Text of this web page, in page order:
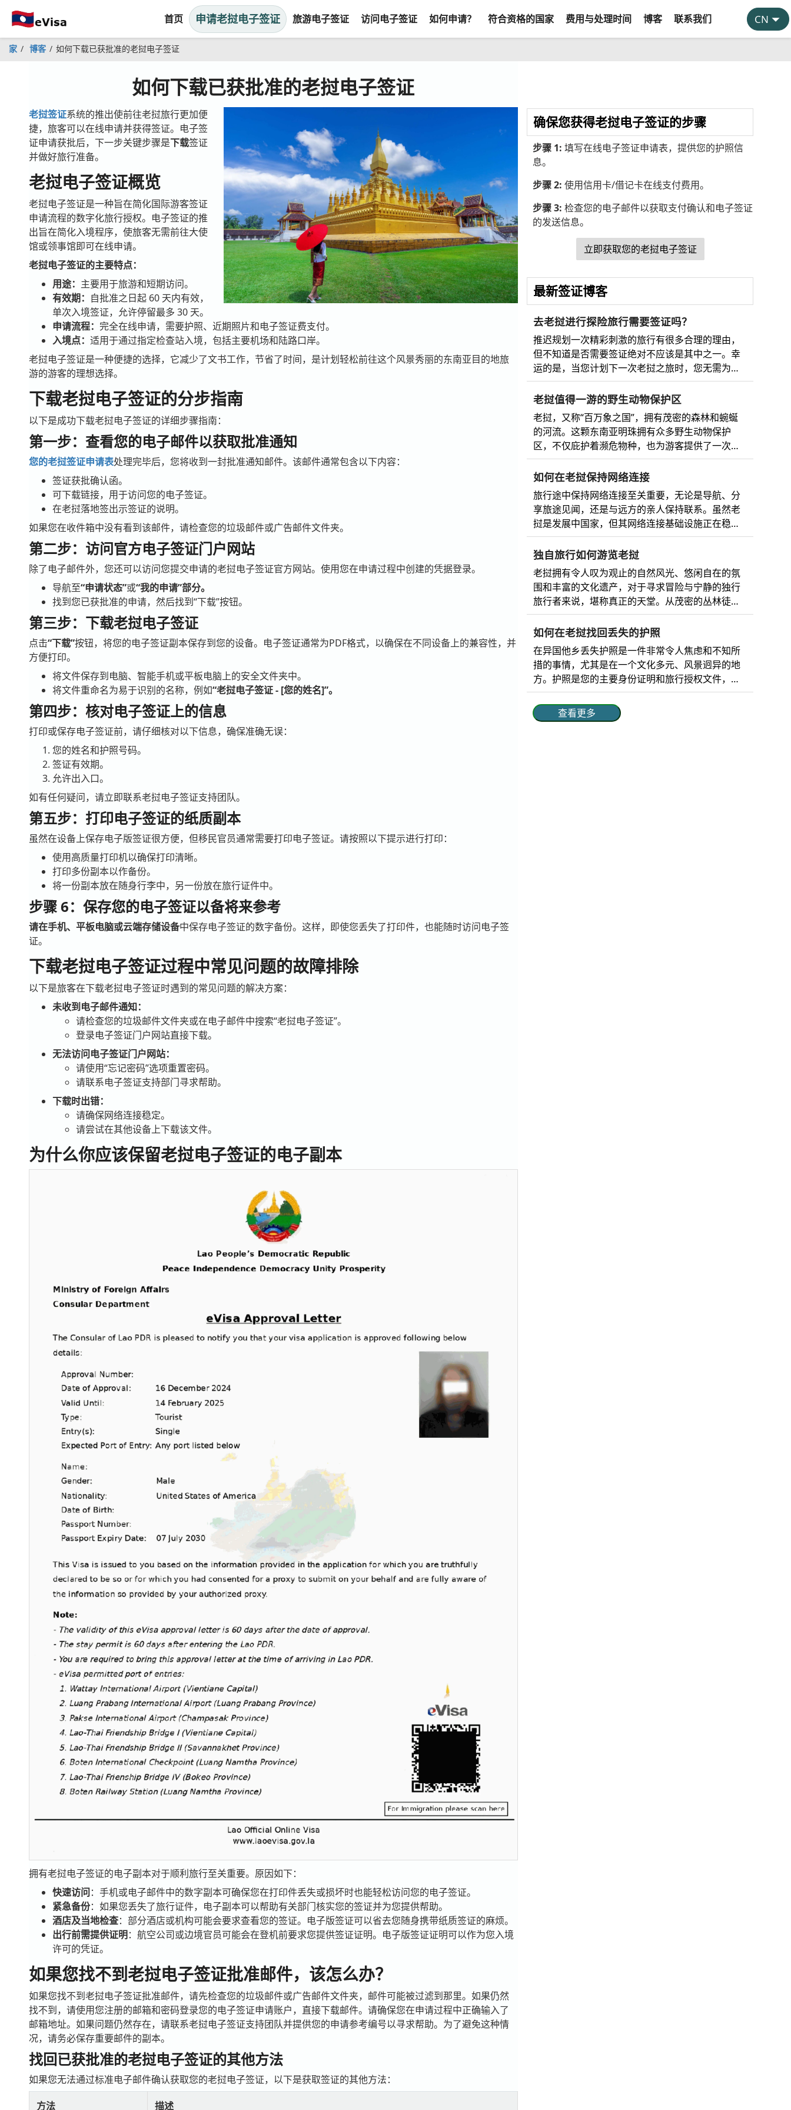
首页 申请老挝电子签证 旅游电子签证 访问电子签证 如何申请？ 符合资格的国家 费用与处理时间 博客 联系我们
家 博客 如何下载已获批准的老挝电子签证
如何下载已获批准的老挝电子签证
老挝签证系统的推出使前往老挝旅行更加便
捷，旅客可以在线申请并获得签证。电子签
证申请获批后，下一步关键步骤是下载签证
并做好旅行准备。
老挝电子签证概览
老挝电子签证是一种旨在简化国际游客签证
申请流程的数字化旅行授权。电子签证的推
出旨在简化入境程序，使旅客无需前往大使
馆或领事馆即可在线申请。
老挝电子签证的主要特点：
用途： 主要用于旅游和短期访问。
有效期： 自批准之日起 60 天内有效，
单次入境签证，允许停留最多 30 天。
申请流程： 完全在线申请，需要护照、近期照片和电子签证费支付。
入境点： 适用于通过指定检查站入境，包括主要机场和陆路口岸。
老挝电子签证是一种便捷的选择，它减少了文书工作，节省了时间，是计划轻松前往这个风景秀丽的东南亚目的地旅
游的游客的理想选择。
下载老挝电子签证的分步指南
以下是成功下载老挝电子签证的详细步骤指南：
第一步：查看您的电子邮件以获取批准通知
您的老挝签证申请表处理完毕后，您将收到一封批准通知邮件。该邮件通常包含以下内容：
签证获批确认函。
可下载链接，用于访问您的电子签证。
在老挝落地签出示签证的说明。
如果您在收件箱中没有看到该邮件，请检查您的垃圾邮件或广告邮件文件夹。
第二步：访问官方电子签证门户网站
除了电子邮件外，您还可以访问您提交申请的老挝电子签证官方网站。使用您在申请过程中创建的凭据登录。
导航至“申请状态”或“我的申请”部分。
找到您已获批准的申请，然后找到“下载”按钮。
第三步：下载老挝电子签证
点击“下载”按钮，将您的电子签证副本保存到您的设备。电子签证通常为PDF格式，以确保在不同设备上的兼容性，并
方便打印。
将文件保存到电脑、智能手机或平板电脑上的安全文件夹中。
将文件重命名为易于识别的名称，例如“老挝电子签证 - [您的姓名]”。
第四步：核对电子签证上的信息
打印或保存电子签证前，请仔细核对以下信息，确保准确无误：
您的姓名和护照号码。
签证有效期。
允许出入口。
如有任何疑问，请立即联系老挝电子签证支持团队。
第五步：打印电子签证的纸质副本
虽然在设备上保存电子版签证很方便，但移民官员通常需要打印电子签证。请按照以下提示进行打印：
使用高质量打印机以确保打印清晰。
打印多份副本以作备份。
将一份副本放在随身行李中，另一份放在旅行证件中。
步骤 6：保存您的电子签证以备将来参考
请在手机、平板电脑或云端存储设备中保存电子签证的数字备份。 这样，即使您丢失了打印件，也能随时访问电子签
证。
下载老挝电子签证过程中常见问题的故障排除
以下是旅客在下载老挝电子签证时遇到的常见问题的解决方案：
未收到电子邮件通知：
请检查您的垃圾邮件文件夹或在电子邮件中搜索“老挝电子签证”。
登录电子签证门户网站直接下载。
无法访问电子签证门户网站：
请使用“忘记密码”选项重置密码。
请联系电子签证支持部门寻求帮助。
下载时出错：
请确保网络连接稳定。
请尝试在其他设备上下载该文件。
为什么你应该保留老挝电子签证的电子副本
拥有老挝电子签证的电子副本对于顺利旅行至关重要。原因如下：
快速访问：手机或电子邮件中的数字副本可确保您在打印件丢失或损坏时也能轻松访问您的电子签证。
紧急备份：如果您丢失了旅行证件，电子副本可以帮助有关部门核实您的签证并为您提供帮助。
酒店及当地检查：部分酒店或机构可能会要求查看您的签证。电子版签证可以省去您随身携带纸质签证的麻烦。
出行前需提供证明：航空公司或边境官员可能会在登机前要求您提供签证证明。电子版签证证明可以作为您入境
许可的凭证。
如果您找不到老挝电子签证批准邮件，该怎么办？
如果您找不到老挝电子签证批准邮件，请先检查您的垃圾邮件或广告邮件文件夹，邮件可能被过滤到那里。如果仍然
找不到，请使用您注册的邮箱和密码登录您的电子签证申请账户，直接下载邮件。请确保您在申请过程中正确输入了
邮箱地址。如果问题仍然存在，请联系老挝电子签证支持团队并提供您的申请参考编号以寻求帮助。为了避免这种情
况，请务必保存重要邮件的副本。
找回已获批准的老挝电子签证的其他方法
如果您无法通过标准电子邮件确认获取您的老挝电子签证，以下是获取签证的其他方法：
方法 描述
确保您获得老挝电子签证的步骤
步骤 1: 填写在线电子签证申请表，提供您的护照信
息。
步骤 2: 使用信用卡/借记卡在线支付费用。
步骤 3: 检查您的电子邮件以获取支付确认和电子签证
的发送信息。
立即获取您的老挝电子签证
最新签证博客
去老挝进行探险旅行需要签证吗？
推迟规划一次精彩刺激的旅行有很多合理的理由，
但不知道是否需要签证绝对不应该是其中之一。幸
运的是，当您计划下一次老挝之旅时，您无需为繁
琐复杂的手续而烦恼。 别担心，我们已经为您准备
好了最全面的老挝电子签证指南，以及必看的邻国
及其完整、即时、最安全、最快捷的在线电子签证
申请流程。 所以，无论您是梦想着琅勃拉邦的瀑布
美景，还是想在湄公河上欣赏日落，您都将清楚地
了解所需的文件以及如何申请老挝电子签证和前往
甸。需要立即办理电子签证吗？这里是为临时出行
的旅客提供的终极签证解决方案。还在等什么？快
来看看吧！ 关于老挝精致迷人的旅游目的地 老挝
是东南亚一个令人惊叹的旅游胜地，以其迷人的美
景、神秘的寺庙、宁静的风景和丰富的文化底蕴而
闻名于世。 不仅如此，老挝还能为冒险爱好...
老挝值得一游的野生动物保护区
老挝，又称“百万象之国”，拥有茂密的森林和蜿蜒
的河流。这颗东南亚明珠拥有众多野生动物保护
区，不仅庇护着濒危物种，也为游客提供了一次难
得的机会，让他们能够近距离亲近大自然。 老挝野
生动物保护区简介 老挝是东南亚的一个内陆国家，
以其丰富多样的自然美景而闻名。其广袤的森林、
湿地和山脉庇护着种类繁多的野生动物，包括索拉
羚、亚洲黑熊和云豹等珍稀濒危物种。 老挝的野生
动物保护区不仅是这些物种的安全庇护所，而且在
作用。这些保护区让游客能够亲身感受大自然，从
徒步穿越茂密的丛林到观赏珍奇鸟类，再到探索宁
静的河流和湿地。 对于喜欢冒险、追求宁静或热爱
自然的人来说，老挝的野生动物保护区提供了难忘
的体验，同时支持可持续旅游和环境保护。 为什么
要去老挝的野生动物保护区参观？ 虽然老挝在东南
亚地区知名度不高，但它却是自然爱好者...
如何在老挝保持网络连接
旅行途中保持网络连接至关重要，无论是导航、分
享旅途见闻，还是与远方的亲人保持联系。虽然老
挝是发展中国家，但其网络连接基础设施正在稳步
改善。 老挝的移动网络 老挝移动运营商的市场份
额、网络分布和覆盖范围如下： 电信运营商 市场份
额 网络覆盖范围 技术 优势 老挝联合酒店 51% 覆盖
范围最广，包括城市和偏远地区。 4G、5G 最佳农
村网络覆盖，老挝首家 5G 服务提供商，高速互联
网。 老挝电信 34% 覆盖老挝全境，包括农村地区。
速的互联网。 老挝比林 10% 覆盖城市和半城市地
区，农村地区覆盖范围有限。 ...
独自旅行如何游览老挝
老挝拥有令人叹为观止的自然风光、悠闲自在的氛
围和丰富的文化遗产，对于寻求冒险与宁静的独行
旅行者来说，堪称真正的天堂。从茂密的丛林徒
步，到湄公河上的游轮之旅，再到深入体验佛教传
统，老挝总能为独立旅行者提供丰富多彩的体验。
老挝单人旅行者电子签证 老挝电子签证是一种在线
旅行授权，方便独自旅行者无需前往大使馆即可申
请入境老挝。一般来说，电子签证适用于大多数国
家，有效期为30天；旅行者只需在线填写申请表、
的主要入境口岸（包括主要机场和陆路边境）均可
如何在老挝找回丢失的护照
在异国他乡丢失护照是一件非常令人焦虑和不知所
措的事情，尤其是在一个文化多元、风景迥异的地
方。护照是您的主要身份证明和旅行授权文件，丢
失或被盗会打乱您的计划，令人焦虑不安。虽然充
满挑战，但只要做好充分的准备并采取正确的步
骤，这种情况是可以解决的。无论是游客还是长期
查看更多